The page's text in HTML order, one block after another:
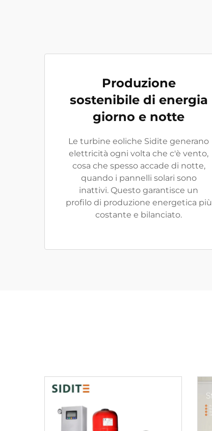
Produzione
sostenibile di energia
giorno e notte
Le turbine eoliche Sidite generano
elettricità ogni volta che c'è vento,
cosa che spesso accade di notte,
quando i pannelli solari sono
inattivi. Questo garantisce un
profilo di produzione energetica più
costante e bilanciato.